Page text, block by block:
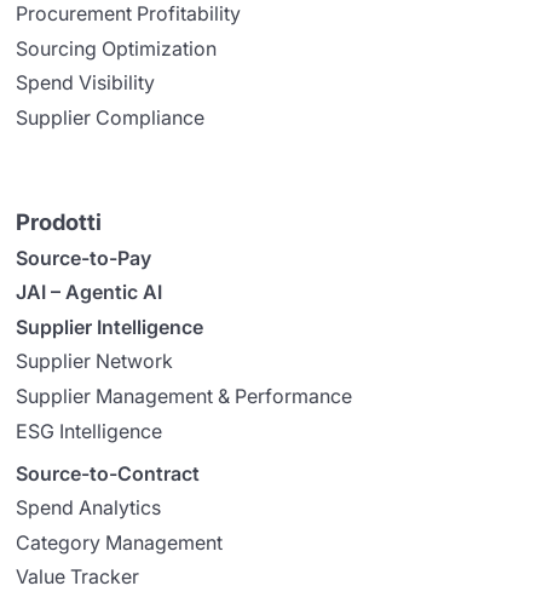
Procurement Profitability
Sourcing Optimization
Spend Visibility
Supplier Compliance
Prodotti
Source-to-Pay
JAI – Agentic AI
Supplier Intelligence
Supplier Network
Supplier Management & Performance
ESG Intelligence
Source-to-Contract
Spend Analytics
Category Management
Value Tracker